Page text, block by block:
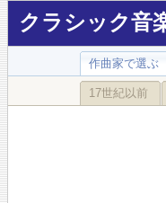
クラシック音
作曲家で選ぶ
17世紀以前